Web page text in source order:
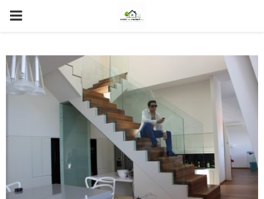
PRIMARY